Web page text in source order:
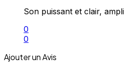
Son puissant et clair,
0
0
Ajouter un Avis